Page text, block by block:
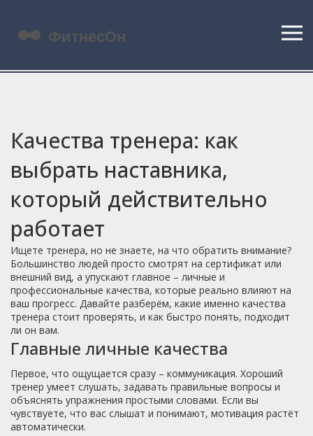
Качества тренера: как
выбрать наставника,
который действительно
работает
Ищете тренера, но не знаете, на что обратить внимание?
Большинство людей просто смотрят на сертификат или
внешний вид, а упускают главное – личные и
профессиональные качества, которые реально влияют на
ваш прогресс. Давайте разберём, какие именно качества
тренера стоит проверять, и как быстро понять, подходит
ли он вам.
Главные личные качества
Первое, что ощущается сразу – коммуникация. Хороший
тренер умеет слушать, задавать правильные вопросы и
объяснять упражнения простыми словами. Если вы
чувствуете, что вас слышат и понимают, мотивация растёт
автоматически.